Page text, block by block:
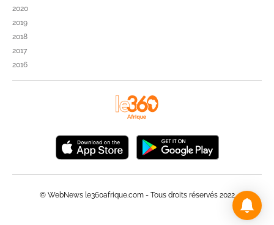
2020
2019
2018
2017
2016
© WebNews le360afrique.com - Tous droits réservés 2022